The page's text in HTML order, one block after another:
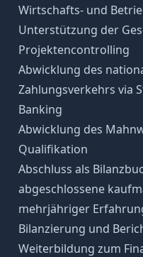
Wirtschafts- und
Unterstützung der
Projektencontrolling
Abwicklung des
Zahlungsverkehrs via
Banking
Abwicklung des
Qualifikation
Abschluss als
abgeschlossene
mehrjähriger
Bilanzierung und
Weiterbildung zum